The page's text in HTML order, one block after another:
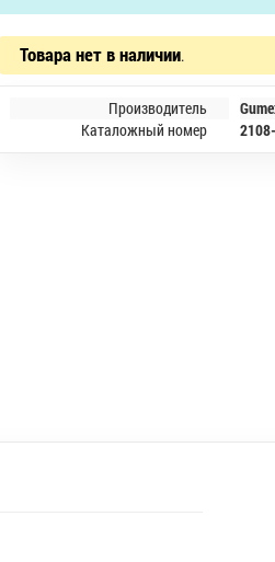
Товара нет в наличии.
Производитель
Каталожный номер